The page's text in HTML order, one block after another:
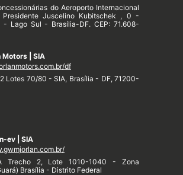
do Aeroporto Internacional
Presidente Juscelino Kubitschek , 0 -
- Lago Sul - Brasília-DF. CEP: 71.608-
Motors | SIA
df
Lotes 70/80 - SIA, Brasília - DF, 71200-
ev | SIA
Trecho 2, Lote 1010-1040 - Zona
Brasília - Distrito Federal